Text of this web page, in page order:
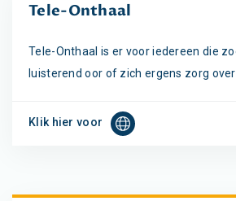
Tele-Onthaal
Tele-Onthaal is er voor iedereen die
luisterend oor of zich ergens zorg
Klik hier voor